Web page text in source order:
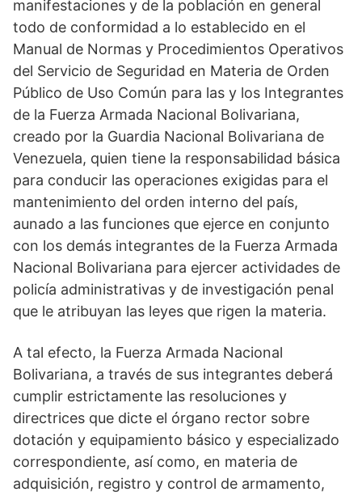
manifestaciones y de la población en general
todo de conformidad a lo establecido en el
Manual de Normas y Procedimientos Operativos
del Servicio de Seguridad en Materia de Orden
Público de Uso Común para las y los Integrantes
de la Fuerza Armada Nacional Bolivariana,
creado por la Guardia Nacional Bolivariana de
Venezuela, quien tiene la responsabilidad básica
para conducir las operaciones exigidas para el
mantenimiento del orden interno del país,
aunado a las funciones que ejerce en conjunto
con los demás integrantes de la Fuerza Armada
Nacional Bolivariana para ejercer actividades de
policía administrativas y de investigación penal
que le atribuyan las leyes que rigen la materia.
A tal efecto, la Fuerza Armada Nacional
Bolivariana, a través de sus integrantes deberá
cumplir estrictamente las resoluciones y
directrices que dicte el órgano rector sobre
dotación y equipamiento básico y especializado
correspondiente, así como, en materia de
adquisición, registro y control de armamento,